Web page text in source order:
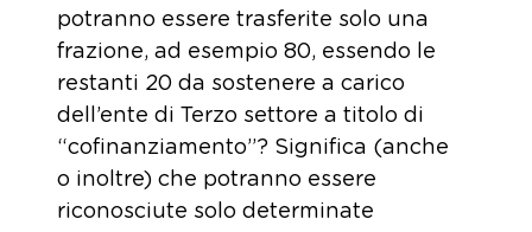
potranno essere trasferite solo una
frazione, ad esempio 80, essendo le
restanti 20 da sostenere a carico
dell’ente di Terzo settore a titolo di
“cofinanziamento”? Significa (anche
o inoltre) che potranno essere
riconosciute solo determinate